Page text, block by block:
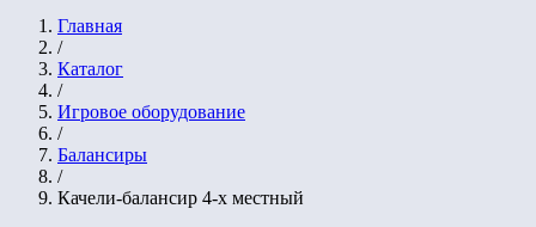
Главная
/
Каталог
/
Игровое оборудование
/
Балансиры
/
Качели-балансир 4-х местный